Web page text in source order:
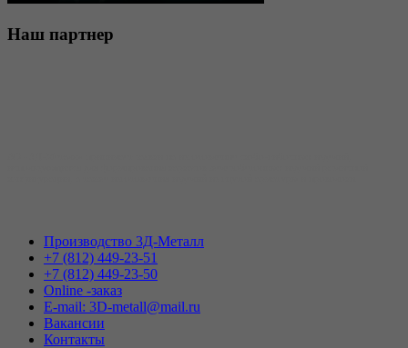
Наш партнер
Производство 3Д-Металл
+7 (812) 449-23-51
+7 (812) 449-23-50
Online -заказ
E-mail: 3D-metall@mail.ru
Вакансии
Контакты